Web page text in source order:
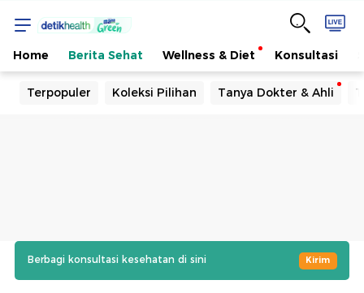
Home Berita Sehat Wellness & Diet Konsultasi
Terpopuler Koleksi Pilihan Tanya Dokter & Ahli
Berbagi konsultasi kesehatan di sini Kirim